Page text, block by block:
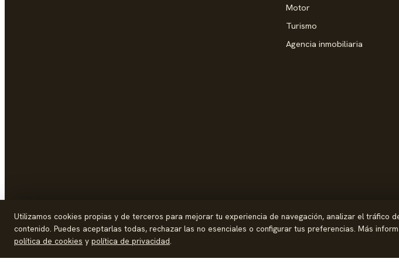
Motor
Turismo
Agencia inmobiliaria
© 2026 Palike Networks, S.L.U.
Utilizamos cookies propias y de terceros para mejorar tu experiencia de navegación, analizar el tráfico
contenido. Puedes aceptarlas todas, rechazar las no esenciales o configurar tus preferencias. Más
política de cookies y política de privacidad.